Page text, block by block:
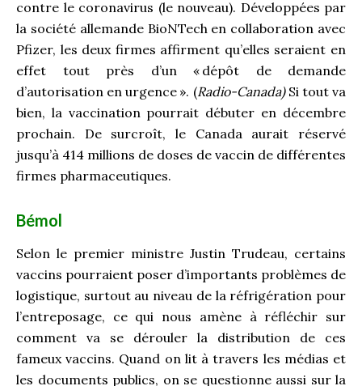
contre le coronavirus (le nouveau). Développées par
la société allemande BioNTech en collaboration avec
Pfizer, les deux firmes affirment qu’elles seraient en
effet tout près d’un « dépôt de demande
d’autorisation en urgence ». (Radio-Canada) Si tout va
bien, la vaccination pourrait débuter en décembre
prochain. De surcroît, le Canada aurait réservé
jusqu’à 414 millions de doses de vaccin de différentes
firmes pharmaceutiques.
Bémol
Selon le premier ministre Justin Trudeau, certains
vaccins pourraient poser d’importants problèmes de
logistique, surtout au niveau de la réfrigération pour
l’entreposage, ce qui nous amène à réfléchir sur
comment va se dérouler la distribution de ces
fameux vaccins. Quand on lit à travers les médias et
les documents publics, on se questionne aussi sur la